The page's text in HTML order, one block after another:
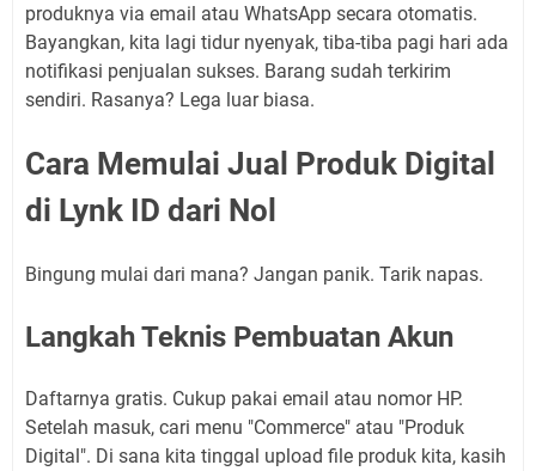
produknya via email atau WhatsApp secara otomatis.
Bayangkan, kita lagi tidur nyenyak, tiba-tiba pagi hari ada
notifikasi penjualan sukses. Barang sudah terkirim
sendiri. Rasanya? Lega luar biasa.
Cara Memulai Jual Produk Digital
di Lynk ID dari Nol
Bingung mulai dari mana? Jangan panik. Tarik napas.
Langkah Teknis Pembuatan Akun
Daftarnya gratis. Cukup pakai email atau nomor HP.
Setelah masuk, cari menu "Commerce" atau "Produk
Digital". Di sana kita tinggal upload file produk kita, kasih